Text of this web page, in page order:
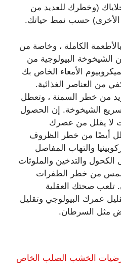
(وخطرك للعديد من
الأخرى) حسب نمط حياتك.
الكاملة ، وخاصة من
الشيخوخة البيولوجية من
الأمعاء الخاص بك
من العناصر الغذائية.
من خطر السمنة ، وتعطل
الشيخوخة. إن الحصول
لا يقلل من عصرك
أيضًا من خطر الظروف
والتهاب المفاصل
والتدخين والملوثات
من خطر الطفرات
تلعب صحتك العقلية
عمرك البيولوجي وتقليل
مثل السرطان.
الخشب الصلب الخاص